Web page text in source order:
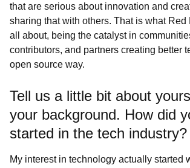
that are serious about innovation and
sharing that with others. That is what Red
all about, being the catalyst in
contributors, and partners creating better
open source way.
Tell us a little bit about
your background. How did
started in the tech industry?
My interest in technology actually started